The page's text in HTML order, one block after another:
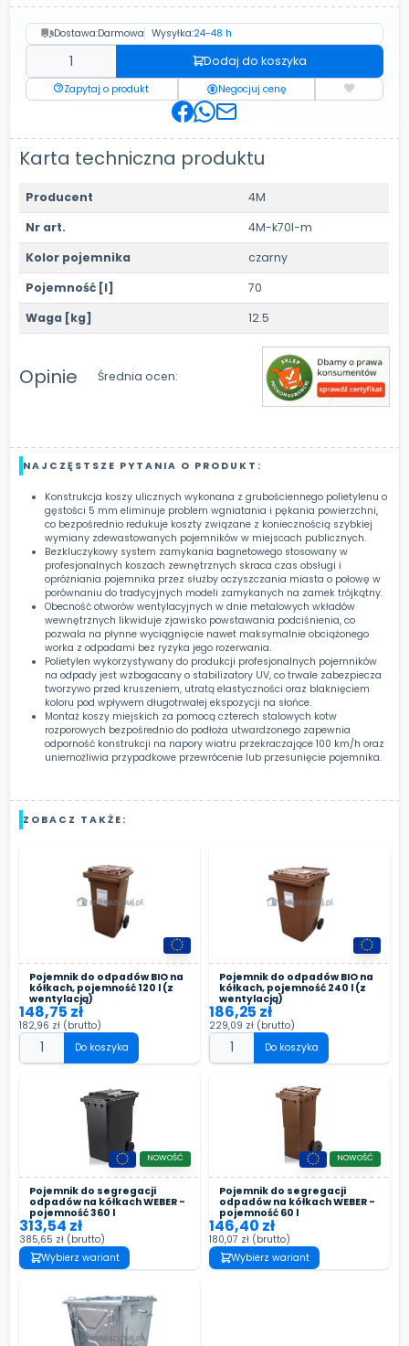
Dostawa:Darmowa Wysyłka:24-48 h
Dodaj do koszyka
Zapytaj o produkt Negocjuj cenę
Karta techniczna produktu
Producent
4M
Nr art.
4M-k70l-m
Kolor pojemnika
czarny
Pojemność [l]
70
Waga [kg]
12.5
Opinie Średnia ocen:
NAJCZĘSTSZE PYTANIA O PRODUKT:
Konstrukcja koszy ulicznych wykonana z grubościennego polietylenu o
gęstości 5 mm eliminuje problem wgniatania i pękania powierzchni,
co bezpośrednio redukuje koszty związane z koniecznością szybkiej
wymiany zdewastowanych pojemników w miejscach publicznych.
Bezkluczykowy system zamykania bagnetowego stosowany w
profesjonalnych koszach zewnętrznych skraca czas obsługi i
opróżniania pojemnika przez służby oczyszczania miasta o połowę w
porównaniu do tradycyjnych modeli zamykanych na zamek trójkątny.
Obecność otworów wentylacyjnych w dnie metalowych wkładów
wewnętrznych likwiduje zjawisko powstawania podciśnienia, co
pozwala na płynne wyciągnięcie nawet maksymalnie obciążonego
worka z odpadami bez ryzyka jego rozerwania.
Polietylen wykorzystywany do produkcji profesjonalnych pojemników
na odpady jest wzbogacany o stabilizatory UV, co trwale zabezpiecza
tworzywo przed kruszeniem, utratą elastyczności oraz blaknięciem
koloru pod wpływem długotrwałej ekspozycji na słońce.
Montaż koszy miejskich za pomocą czterech stalowych kotw
rozporowych bezpośrednio do podłoża utwardzonego zapewnia
odporność konstrukcji na napory wiatru przekraczające 100 km/h oraz
uniemożliwia przypadkowe przewrócenie lub przesunięcie pojemnika.
ZOBACZ TAKŻE:
Pojemnik do odpadów BIO na
kółkach, pojemność 120 l (z
wentylacją)
148,75 zł
182,96 zł (brutto)
Do koszyka
Pojemnik do odpadów BIO na
kółkach, pojemność 240 l (z
wentylacją)
186,25 zł
229,09 zł (brutto)
Do koszyka
Pojemnik do segregacji
odpadów na kółkach WEBER -
pojemność 360 l
NOWOŚĆ
313,54 zł
385,65 zł (brutto)
Wybierz wariant
Pojemnik do segregacji
odpadów na kółkach WEBER -
pojemność 60 l
NOWOŚĆ
146,40 zł
180,07 zł (brutto)
Wybierz wariant